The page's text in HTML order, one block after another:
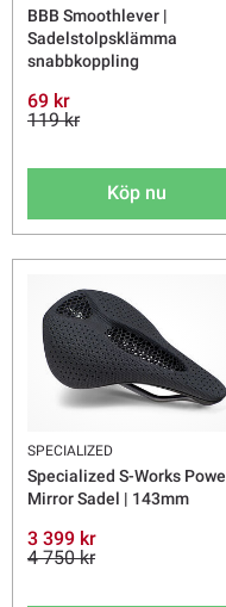
BBB Smoothlever |
Sadelstolpsklämma
snabbkoppling
69 kr
119 kr
Köp nu
SPECIALIZED
Specialized S-Works
Mirror Sadel | 143mm
3 399 kr
4 750 kr